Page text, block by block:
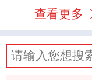
查看更多